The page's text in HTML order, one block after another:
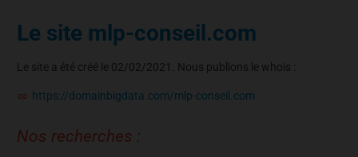
Le site mlp-conseil.com
Le site a été créé le 02/02/2021. Nous publions le whois :
https://domainbigdata.com/mlp-conseil.com
Nos recherches :